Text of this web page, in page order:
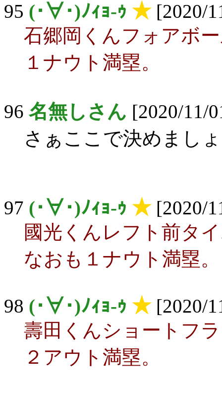
95 (･∀･)ﾉｨｮ-ｩ ★[2020/
石郷岡くんフォアボ
１ナウト満塁。
96 名無しさん [2020/11/
さぁここで決めまし
97 (･∀･)ﾉｨｮ-ｩ ★[2020/
國光くんレフト前タ
なおも１ナウト満塁。
98 (･∀･)ﾉｨｮ-ｩ ★[2020/
壽田くんショートフ
２アウト満塁。